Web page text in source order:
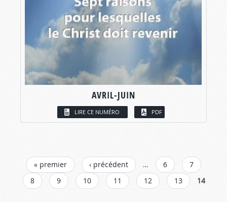
AVRIL-JUIN
LIRE CE NUMÉRO PDF
PAGES
« premier ‹ précédent … 6
7
8
9 10 11 12 13 14